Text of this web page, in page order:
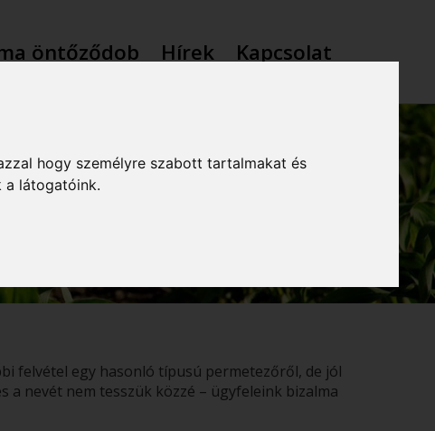
hogy személyre szabott tartalmakat és
a látogatóink.
öntőződob Hírek Kapcsolat
ÁLLT A
felvétel egy hasonló típusú permetezőről, de jól
a nevét nem tesszük közzé – ügyfeleink bizalma